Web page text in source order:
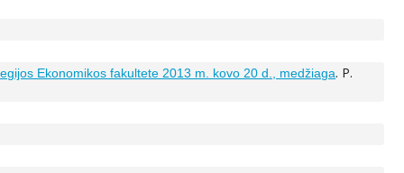
Ekonomikos fakultete 2013 m. kovo 20 d., medžiaga. P.